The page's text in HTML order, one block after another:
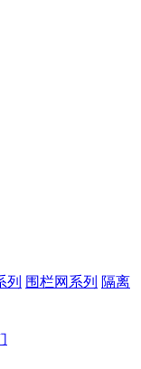
列 围栏网系列 隔离